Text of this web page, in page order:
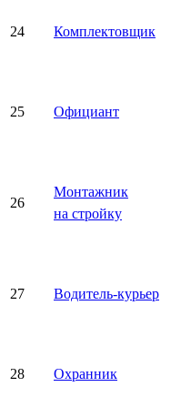
24 Комплектовщик
25 Официант
26
Монтажник
на стройку
27 Водитель-курьер
28 Охранник